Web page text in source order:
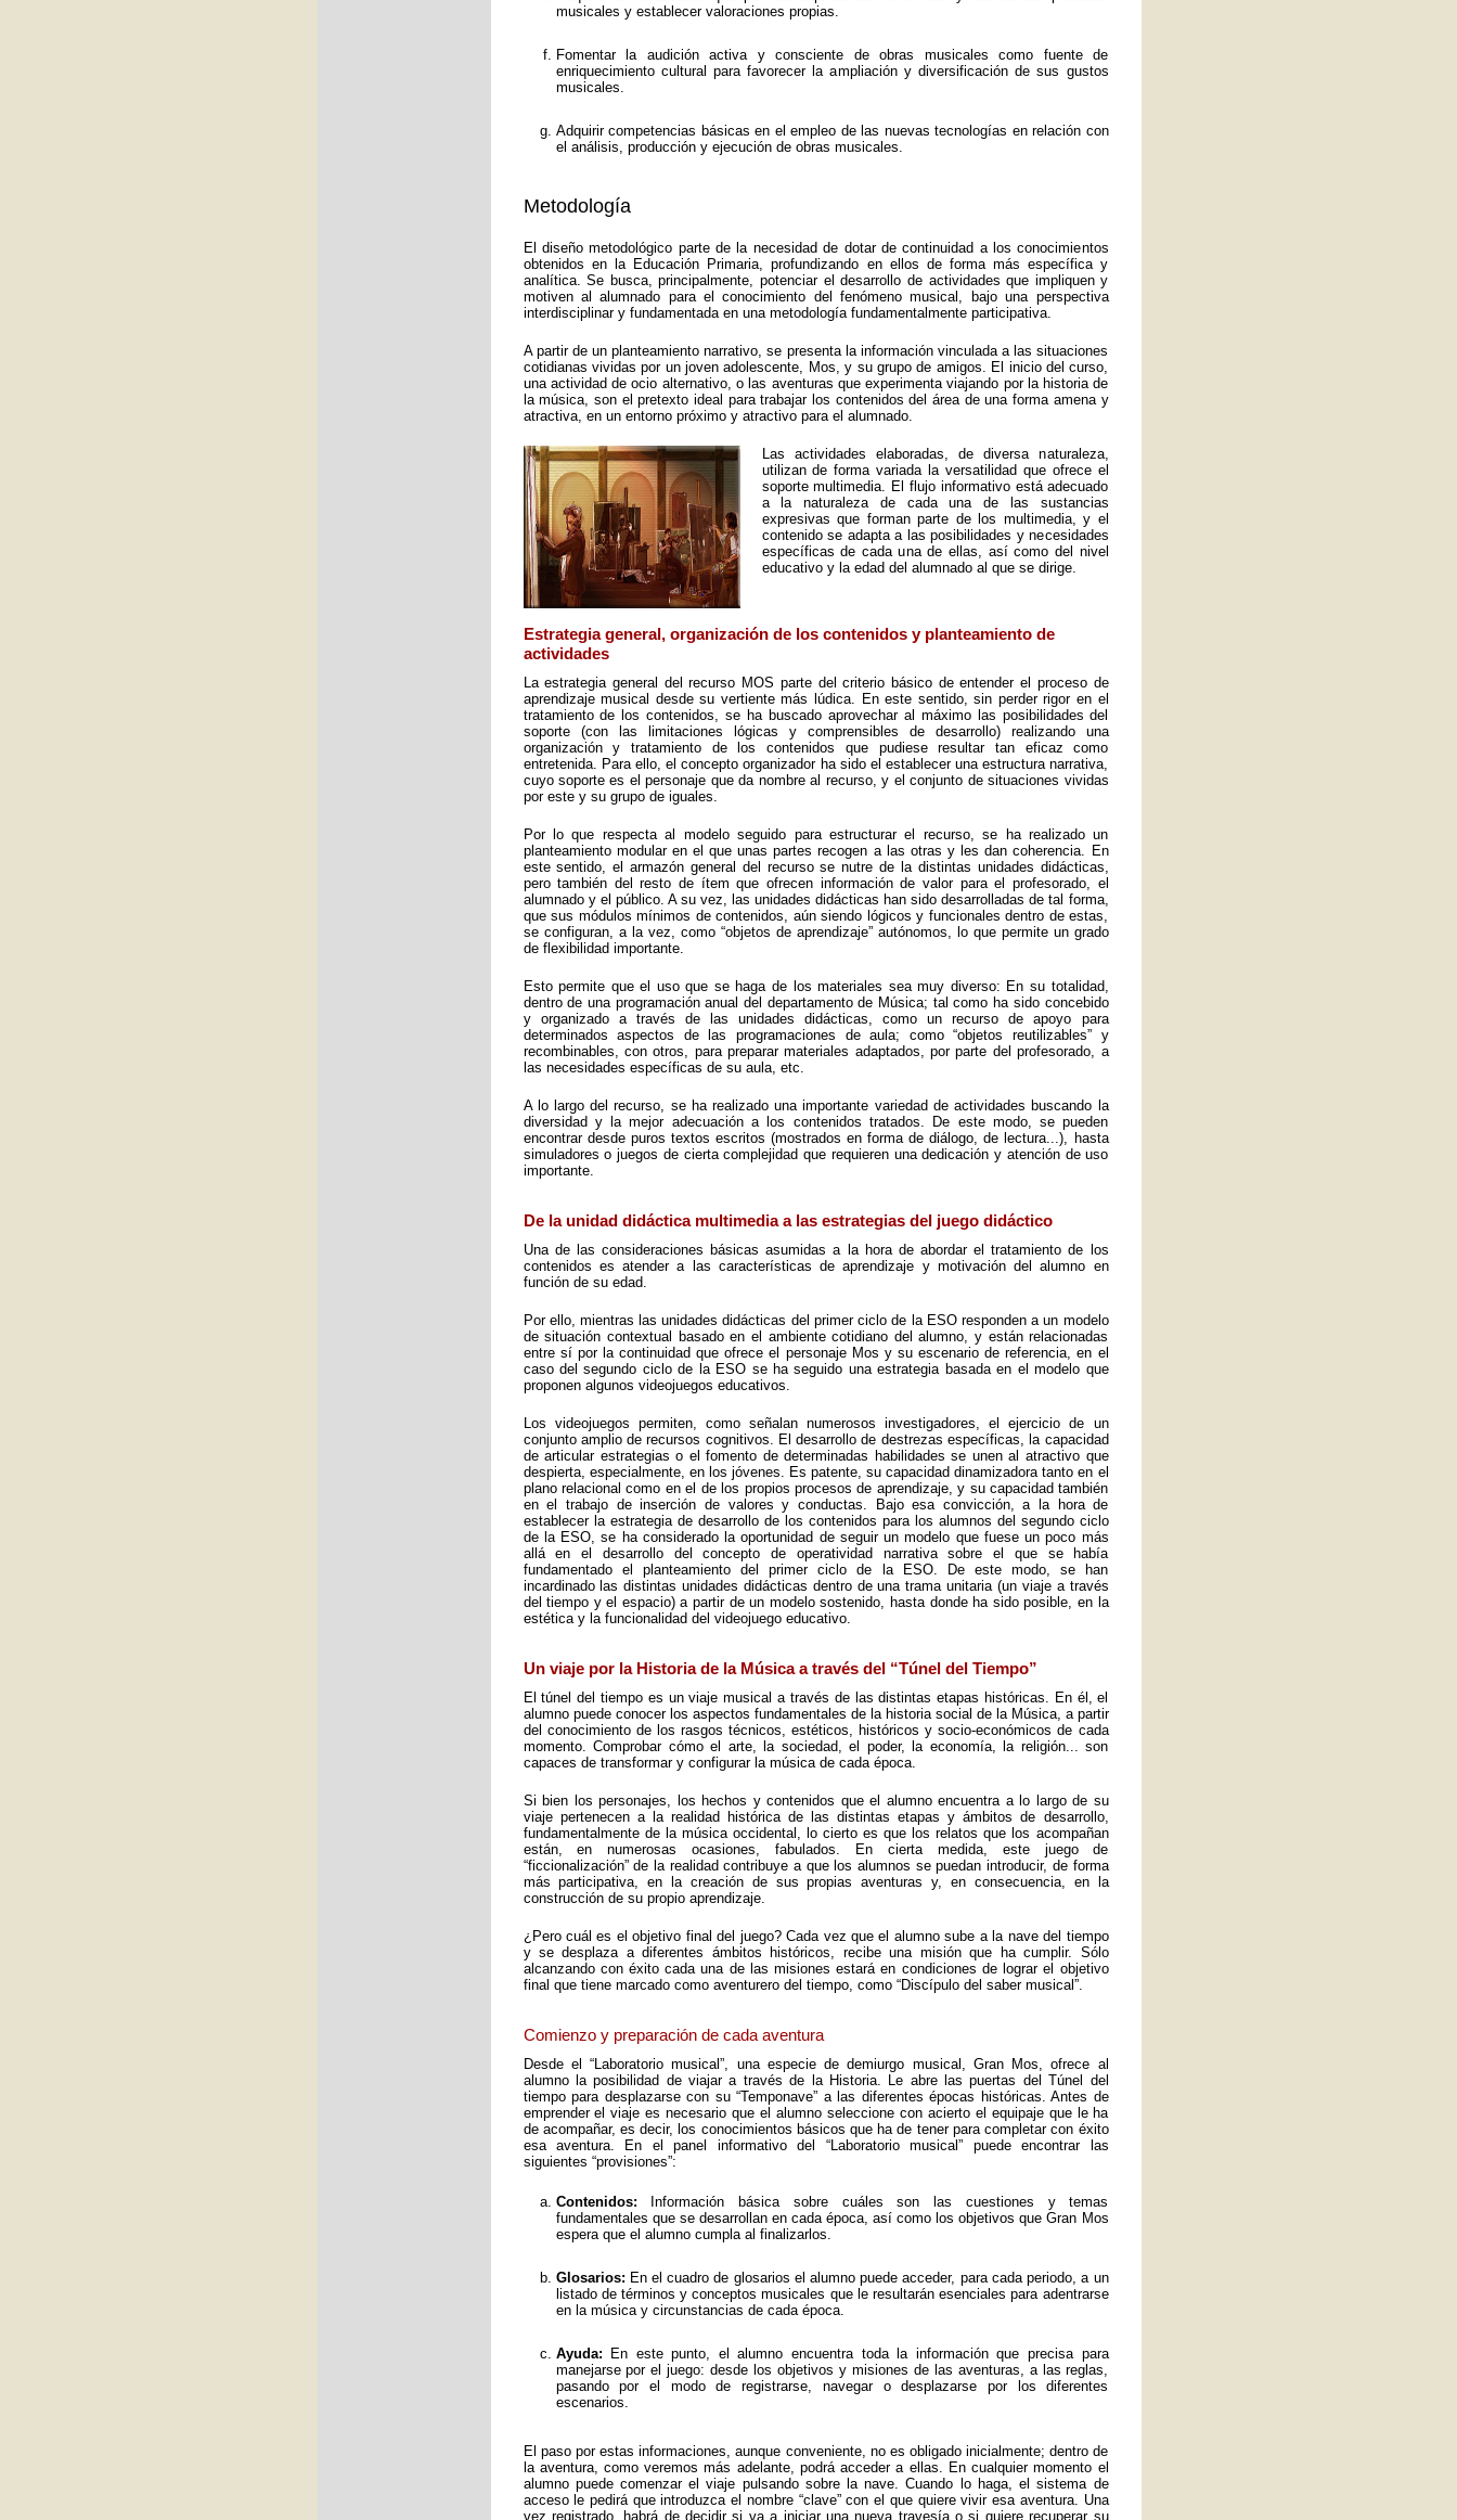
musicales y establecer valoraciones propias.
Fomentar la audición activa y consciente de obras musicales como fuente de
enriquecimiento cultural para favorecer la ampliación y diversificación de sus gustos
musicales.
Adquirir competencias básicas en el empleo de las nuevas tecnologías en relación con
el análisis, producción y ejecución de obras musicales.
Metodología
El diseño metodológico parte de la necesidad de dotar de continuidad a los conocimientos
obtenidos en la Educación Primaria, profundizando en ellos de forma más específica y
analítica. Se busca, principalmente, potenciar el desarrollo de actividades que impliquen y
motiven al alumnado para el conocimiento del fenómeno musical, bajo una perspectiva
interdisciplinar y fundamentada en una metodología fundamentalmente participativa.
A partir de un planteamiento narrativo, se presenta la información vinculada a las situaciones
cotidianas vividas por un joven adolescente, Mos, y su grupo de amigos. El inicio del curso,
una actividad de ocio alternativo, o las aventuras que experimenta viajando por la historia de
la música, son el pretexto ideal para trabajar los contenidos del área de una forma amena y
atractiva, en un entorno próximo y atractivo para el alumnado.
Las actividades elaboradas, de diversa naturaleza,
utilizan de forma variada la versatilidad que ofrece el
soporte multimedia. El flujo informativo está adecuado
a la naturaleza de cada una de las sustancias
expresivas que forman parte de los multimedia, y el
contenido se adapta a las posibilidades y necesidades
específicas de cada una de ellas, así como del nivel
educativo y la edad del alumnado al que se dirige.
Estrategia general, organización de los contenidos y planteamiento de
actividades
La estrategia general del recurso MOS parte del criterio básico de entender el proceso de
aprendizaje musical desde su vertiente más lúdica. En este sentido, sin perder rigor en el
tratamiento de los contenidos, se ha buscado aprovechar al máximo las posibilidades del
soporte (con las limitaciones lógicas y comprensibles de desarrollo) realizando una
organización y tratamiento de los contenidos que pudiese resultar tan eficaz como
entretenida. Para ello, el concepto organizador ha sido el establecer una estructura narrativa,
cuyo soporte es el personaje que da nombre al recurso, y el conjunto de situaciones vividas
por este y su grupo de iguales.
Por lo que respecta al modelo seguido para estructurar el recurso, se ha realizado un
planteamiento modular en el que unas partes recogen a las otras y les dan coherencia. En
este sentido, el armazón general del recurso se nutre de la distintas unidades didácticas,
pero también del resto de ítem que ofrecen información de valor para el profesorado, el
alumnado y el público. A su vez, las unidades didácticas han sido desarrolladas de tal forma,
que sus módulos mínimos de contenidos, aún siendo lógicos y funcionales dentro de estas,
se configuran, a la vez, como “objetos de aprendizaje” autónomos, lo que permite un grado
de flexibilidad importante.
Esto permite que el uso que se haga de los materiales sea muy diverso: En su totalidad,
dentro de una programación anual del departamento de Música; tal como ha sido concebido
y organizado a través de las unidades didácticas, como un recurso de apoyo para
determinados aspectos de las programaciones de aula; como “objetos reutilizables” y
recombinables, con otros, para preparar materiales adaptados, por parte del profesorado, a
las necesidades específicas de su aula, etc.
A lo largo del recurso, se ha realizado una importante variedad de actividades buscando la
diversidad y la mejor adecuación a los contenidos tratados. De este modo, se pueden
encontrar desde puros textos escritos (mostrados en forma de diálogo, de lectura...), hasta
simuladores o juegos de cierta complejidad que requieren una dedicación y atención de uso
importante.
De la unidad didáctica multimedia a las estrategias del juego didáctico
Una de las consideraciones básicas asumidas a la hora de abordar el tratamiento de los
contenidos es atender a las características de aprendizaje y motivación del alumno en
función de su edad.
Por ello, mientras las unidades didácticas del primer ciclo de la ESO responden a un modelo
de situación contextual basado en el ambiente cotidiano del alumno, y están relacionadas
entre sí por la continuidad que ofrece el personaje Mos y su escenario de referencia, en el
caso del segundo ciclo de la ESO se ha seguido una estrategia basada en el modelo que
proponen algunos videojuegos educativos.
Los videojuegos permiten, como señalan numerosos investigadores, el ejercicio de un
conjunto amplio de recursos cognitivos. El desarrollo de destrezas específicas, la capacidad
de articular estrategias o el fomento de determinadas habilidades se unen al atractivo que
despierta, especialmente, en los jóvenes. Es patente, su capacidad dinamizadora tanto en el
plano relacional como en el de los propios procesos de aprendizaje, y su capacidad también
en el trabajo de inserción de valores y conductas. Bajo esa convicción, a la hora de
establecer la estrategia de desarrollo de los contenidos para los alumnos del segundo ciclo
de la ESO, se ha considerado la oportunidad de seguir un modelo que fuese un poco más
allá en el desarrollo del concepto de operatividad narrativa sobre el que se había
fundamentado el planteamiento del primer ciclo de la ESO. De este modo, se han
incardinado las distintas unidades didácticas dentro de una trama unitaria (un viaje a través
del tiempo y el espacio) a partir de un modelo sostenido, hasta donde ha sido posible, en la
estética y la funcionalidad del videojuego educativo.
Un viaje por la Historia de la Música a través del “Túnel del Tiempo”
El túnel del tiempo es un viaje musical a través de las distintas etapas históricas. En él, el
alumno puede conocer los aspectos fundamentales de la historia social de la Música, a partir
del conocimiento de los rasgos técnicos, estéticos, históricos y socio-económicos de cada
momento. Comprobar cómo el arte, la sociedad, el poder, la economía, la religión... son
capaces de transformar y configurar la música de cada época.
Si bien los personajes, los hechos y contenidos que el alumno encuentra a lo largo de su
viaje pertenecen a la realidad histórica de las distintas etapas y ámbitos de desarrollo,
fundamentalmente de la música occidental, lo cierto es que los relatos que los acompañan
están, en numerosas ocasiones, fabulados. En cierta medida, este juego de
“ficcionalización” de la realidad contribuye a que los alumnos se puedan introducir, de forma
más participativa, en la creación de sus propias aventuras y, en consecuencia, en la
construcción de su propio aprendizaje.
¿Pero cuál es el objetivo final del juego? Cada vez que el alumno sube a la nave del tiempo
y se desplaza a diferentes ámbitos históricos, recibe una misión que ha cumplir. Sólo
alcanzando con éxito cada una de las misiones estará en condiciones de lograr el objetivo
final que tiene marcado como aventurero del tiempo, como “Discípulo del saber musical”.
Comienzo y preparación de cada aventura
Desde el “Laboratorio musical”, una especie de demiurgo musical, Gran Mos, ofrece al
alumno la posibilidad de viajar a través de la Historia. Le abre las puertas del Túnel del
tiempo para desplazarse con su “Temponave” a las diferentes épocas históricas. Antes de
emprender el viaje es necesario que el alumno seleccione con acierto el equipaje que le ha
de acompañar, es decir, los conocimientos básicos que ha de tener para completar con éxito
esa aventura. En el panel informativo del “Laboratorio musical” puede encontrar las
siguientes “provisiones”:
Contenidos: Información básica sobre cuáles son las cuestiones y temas
fundamentales que se desarrollan en cada época, así como los objetivos que Gran Mos
espera que el alumno cumpla al finalizarlos.
Glosarios: En el cuadro de glosarios el alumno puede acceder, para cada periodo, a un
listado de términos y conceptos musicales que le resultarán esenciales para adentrarse
en la música y circunstancias de cada época.
Ayuda: En este punto, el alumno encuentra toda la información que precisa para
manejarse por el juego: desde los objetivos y misiones de las aventuras, a las reglas,
pasando por el modo de registrarse, navegar o desplazarse por los diferentes
escenarios.
El paso por estas informaciones, aunque conveniente, no es obligado inicialmente; dentro de
la aventura, como veremos más adelante, podrá acceder a ellas. En cualquier momento el
alumno puede comenzar el viaje pulsando sobre la nave. Cuando lo haga, el sistema de
acceso le pedirá que introduzca el nombre “clave” con el que quiere vivir esa aventura. Una
vez registrado, habrá de decidir si va a iniciar una nueva travesía o si quiere recuperar su